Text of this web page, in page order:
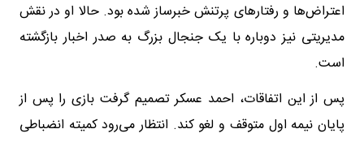
اعتراض‌ها و رفتارهای پرتنش خبرساز شده بود. حالا او در نقش
مدیریتی نیز دوباره با یک جنجال بزرگ به صدر اخبار بازگشته
است.
پس از این اتفاقات، احمد عسکر تصمیم گرفت بازی را پس از
پایان نیمه اول متوقف و لغو کند. انتظار می‌رود کمیته انضباطی